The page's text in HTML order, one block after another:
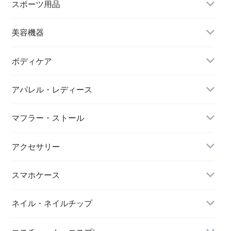
ハイネックビキニ
ビーチサンダル
ヌードブラ
カーディガン・羽織
ステッカー
スポーツ用品
サウナスーツ
スイムウェア
スポーツブラ
レギンス・スパッツ
スポーツウェアセット
美容機器
脱毛器
ボディケア
リップ・唇
マスク
ダイエット
アイマスク
アパレル・レディース
レッグウォーマー
マフラー・ストール
大判ストール
アクセサリー
キーホルダー
スマホケース
iPhone
ネイル・ネイルチップ